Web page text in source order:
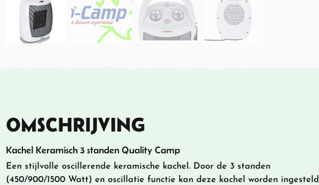
OMSCHRIJVING
Kachel Keramisch 3 standen Quality Camp
Een stijlvolle oscillerende keramische kachel. Door de 3 standen
(450/900/1500 Watt) en oscillatie functie kan deze kachel worden ingesteld